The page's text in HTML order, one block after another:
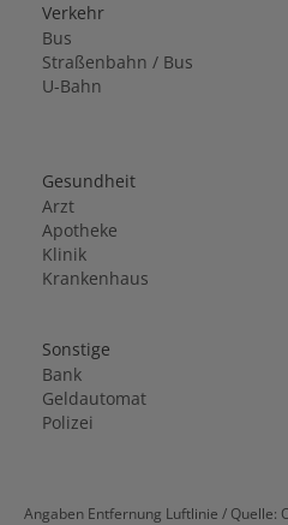
Verkehr
Bus
Straßenbahn / Bus
U-Bahn
Gesundheit
Arzt
Apotheke
Klinik
Krankenhaus
Sonstige
Bank
Geldautomat
Polizei
Angaben Entfernung Luftlinie / Quelle: